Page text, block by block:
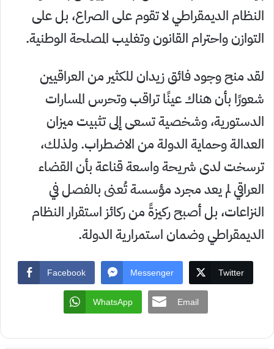
النظام الديمقراطي لا تقوم على الصراع، بل على
التوازن واحترام القانون وتغليب المصلحة الوطنية.
لقد منح وجود فائق زيدان للكثير من العراقيين
شعورًا بأن هناك عينًا تراقب وتحرس المسارات
الدستورية، وشخصية تسعى إلى تثبيت ميزان
العدالة وحماية الدولة من الاضطراب. ولذلك،
ترسخت لدى شريحة واسعة قناعة بأن القضاء
العراقي لم يعد مجرد مؤسسة تُعنى بالفصل في
النزاعات، بل أصبح ركيزةً من ركائز استقرار النظام
الديمقراطي وضمان استمرارية الدولة.
Facebook Messenger Twitter
WhatsApp Email